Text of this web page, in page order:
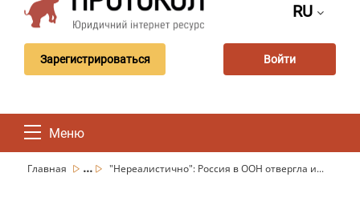
RU
Зарегистрироваться Войти
Меню
Главная ... "Нереалистично": Россия в ООН отвергла и...